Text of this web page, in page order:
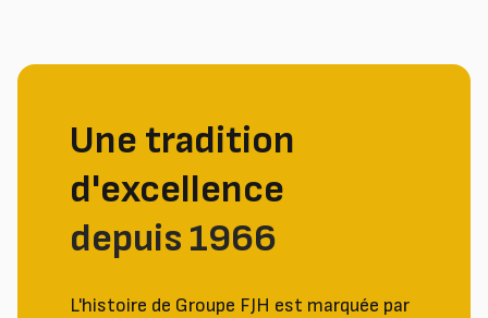
Une tradition
d'excellence
depuis 1966
L'histoire de Groupe FJH est marquée par